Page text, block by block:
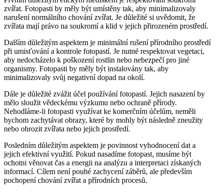
zvířat. Fotopasti by měly být umístěny tak, aby minimalizovaly
narušení normálního chování zvířat. Je důležité si uvědomit, že
zvířata mají právo na soukromí a klid v jejich přirozeném prostředí.
Dalším důležitým aspektem je minimální rušení přírodního prostředí
při umisťování a kontrole fotopastí. Je nutné respektovat vegetaci,
aby nedocházelo k poškození rostlin nebo nebezpečí pro jiné
organismy. Fotopasti by měly být instalovány tak, aby
minimalizovaly svůj negativní dopad na okolí.
Dále je důležité zvážit účel používání fotopastí. Jejich nasazení by
mělo sloužit vědeckému výzkumu nebo ochraně přírody.
Nehodláme-li fotopasti využívat ke komerčním účelům, neměli
bychom zachytávat obrazy, které by mohly být následně zneužity
nebo ohrozit zvířata nebo jejich prostředí.
Posledním důležitým aspektem je povinnost vyhodnocení dat a
jejich efektivní využití. Pokud nasadíme fotopast, musíme být
ochotni věnovat čas a energii na analýzu a interpretaci získaných
informací. Cílem není pouhé zachycení záběrů, ale především
pochopení chování zvířat a přírodních procesů.